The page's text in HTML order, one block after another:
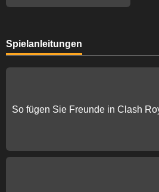
Spielanleitungen
So fügen Sie Freunde in Clash